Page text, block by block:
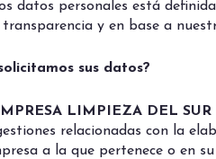
datos personales está
transparencia y en base a
sus datos?
LIMPIEZA DEL SUR
relacionadas con la
a la que pertenece o en